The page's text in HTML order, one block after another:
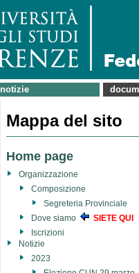
notizie
Mappa del sito
Home page
Organizzazione
Composizione
Segreteria Provinciale
Dove siamo
SIETE QUI
Iscrizioni
Notizie
2023